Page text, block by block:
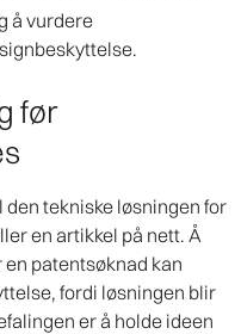
å vurdere
før
tekniske løsningen for
en artikkel på nett. Å
patentsøknad kan
fordi løsningen blir
er å holde ideen